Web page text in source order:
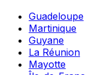
Guadeloupe
Martinique
Guyane
La Réunion
Mayotte